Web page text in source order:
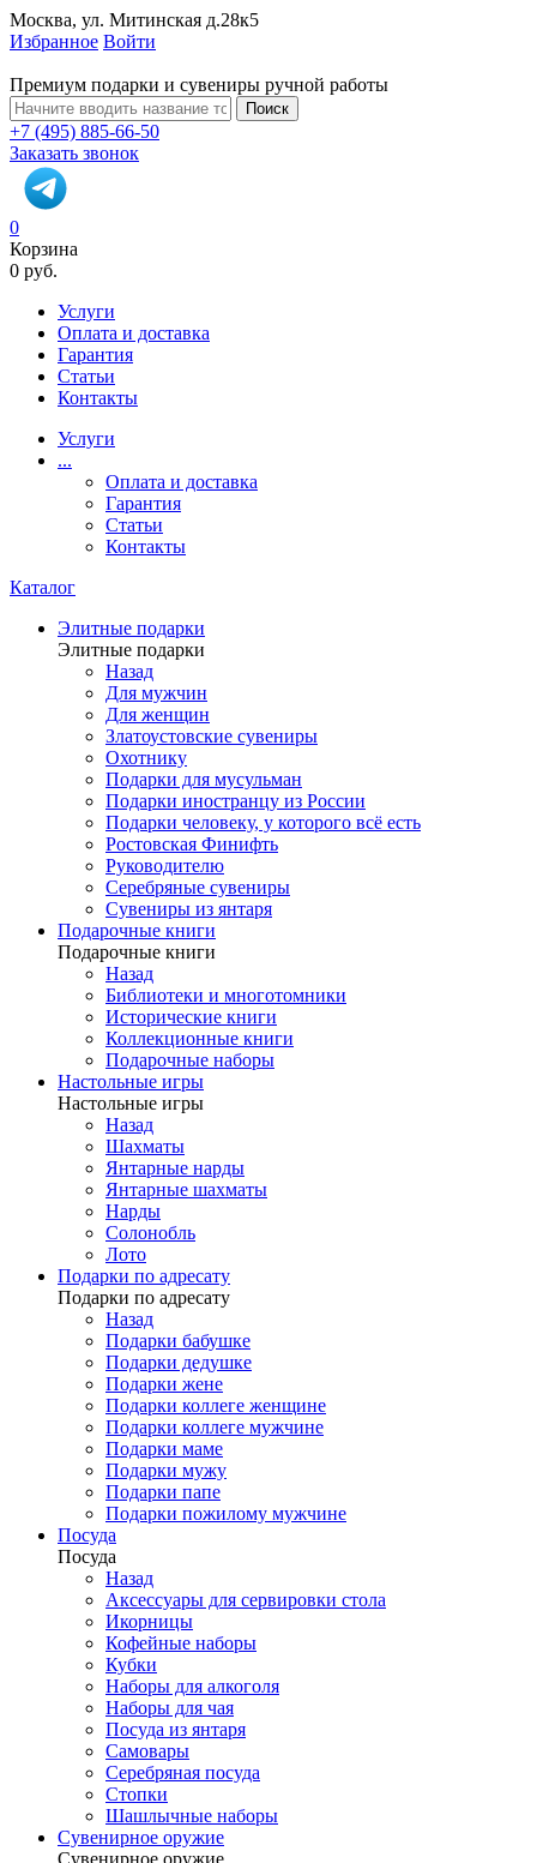
Москва, ул. Митинская д.28к5
Избранное Войти
Премиум подарки и сувениры ручной работы
Поиск
+7 (495) 885-66-50
Заказать звонок
0
Корзина
0 руб.
Услуги
Оплата и доставка
Гарантия
Статьи
Контакты
Услуги
...
Оплата и доставка
Гарантия
Статьи
Контакты
Каталог
Элитные подарки
Элитные подарки
Назад
Для мужчин
Для женщин
Златоустовские сувениры
Охотнику
Подарки для мусульман
Подарки иностранцу из России
Подарки человеку, у которого всё есть
Ростовская Финифть
Руководителю
Серебряные сувениры
Сувениры из янтаря
Подарочные книги
Подарочные книги
Назад
Библиотеки и многотомники
Исторические книги
Коллекционные книги
Подарочные наборы
Настольные игры
Настольные игры
Назад
Шахматы
Янтарные нарды
Янтарные шахматы
Нарды
Солонобль
Лото
Подарки по адресату
Подарки по адресату
Назад
Подарки бабушке
Подарки дедушке
Подарки жене
Подарки коллеге женщине
Подарки коллеге мужчине
Подарки маме
Подарки мужу
Подарки папе
Подарки пожилому мужчине
Посуда
Посуда
Назад
Аксессуары для сервировки стола
Икорницы
Кофейные наборы
Кубки
Наборы для алкоголя
Наборы для чая
Посуда из янтаря
Самовары
Серебряная посуда
Стопки
Шашлычные наборы
Сувенирное оружие
Сувенирное оружие